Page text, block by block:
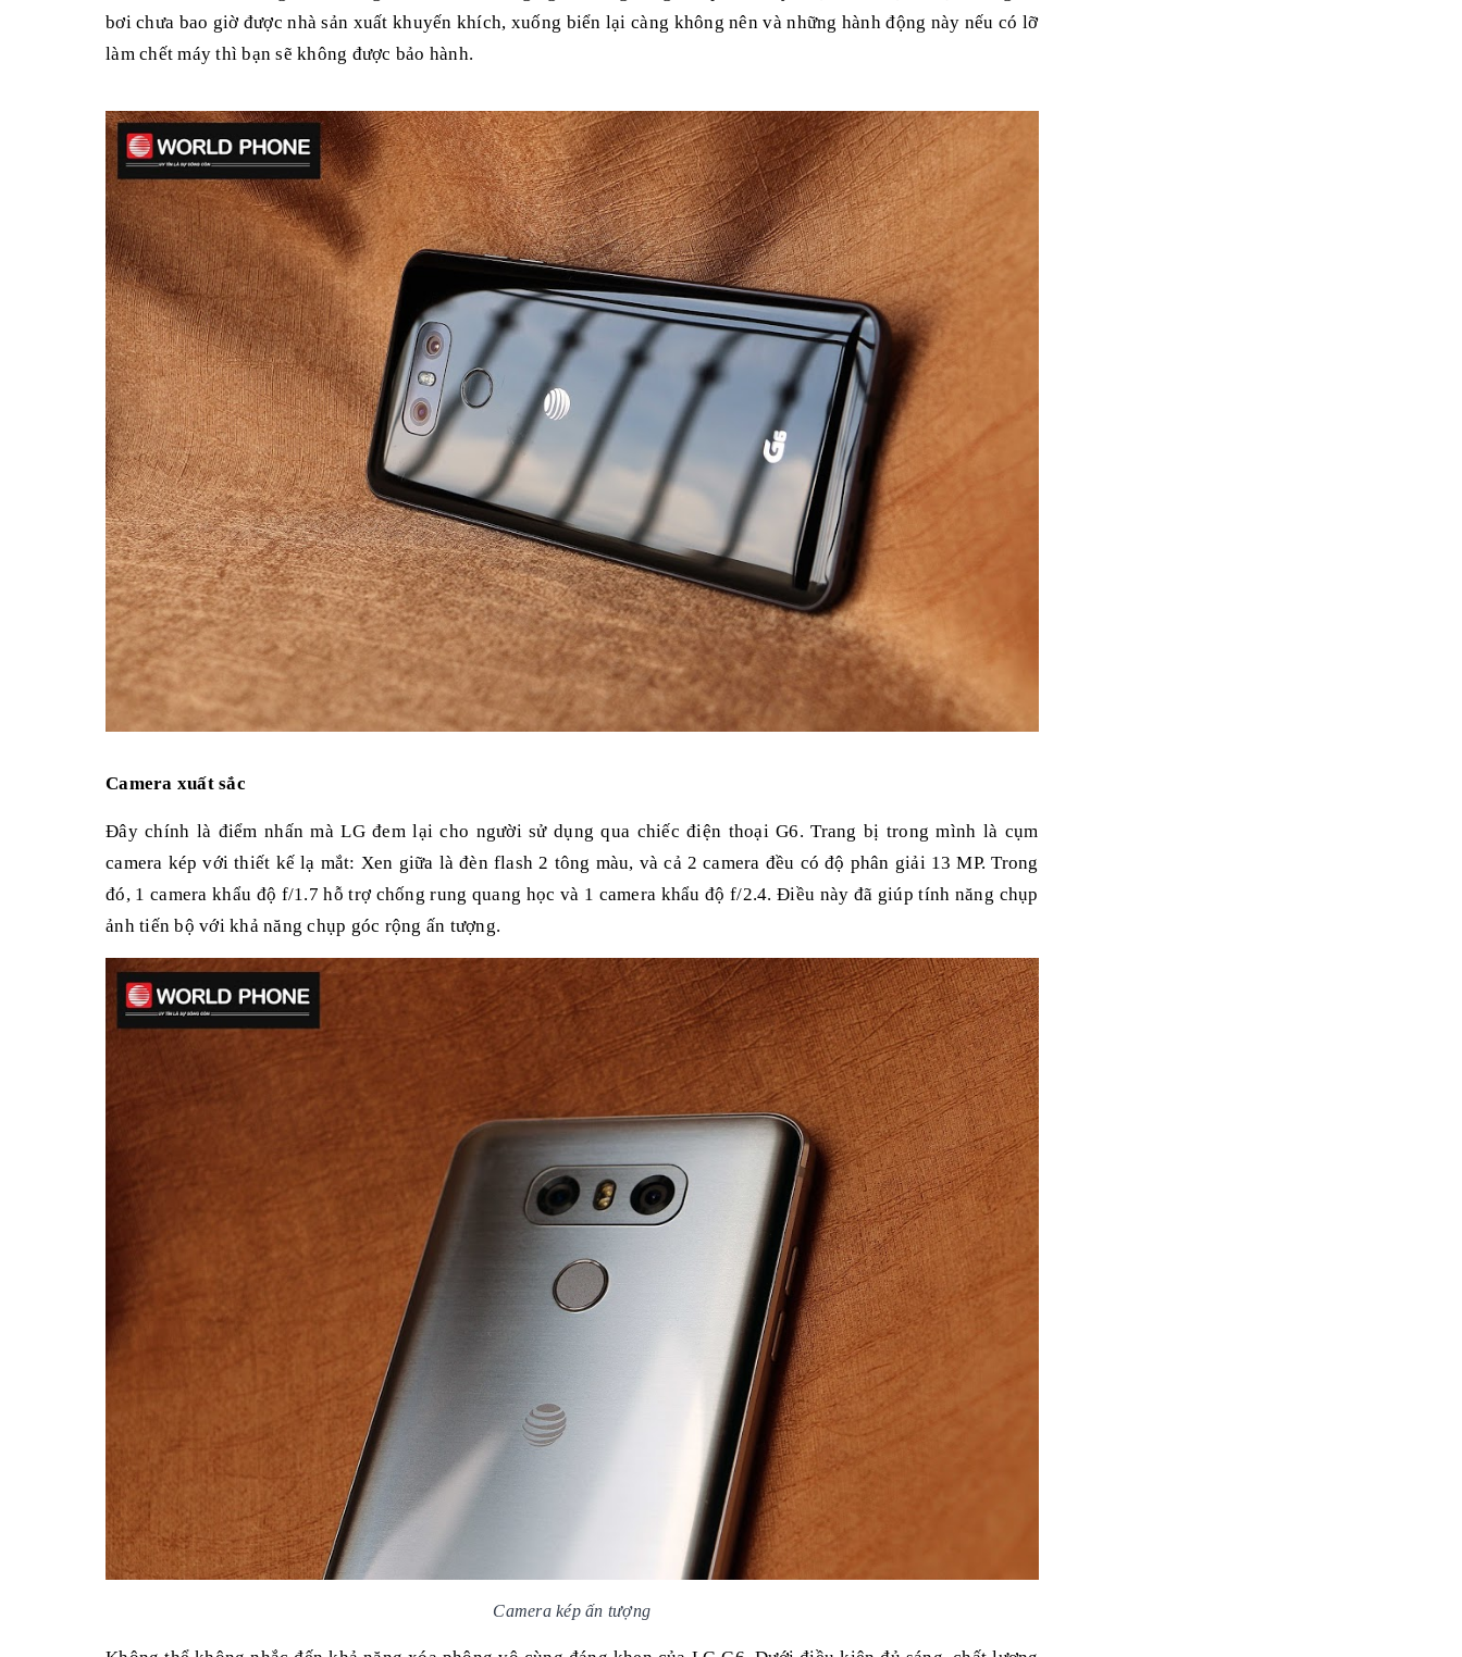
bơi chưa bao giờ được nhà sản xuất khuyến khích, xuống biển lại càng không nên và những hành động này nếu có lỡ
làm chết máy thì bạn sẽ không được bảo hành.
Camera xuất sắc
Đây chính là điểm nhấn mà LG đem lại cho người sử dụng qua chiếc điện thoại G6. Trang bị trong mình là cụm
camera kép với thiết kế lạ mắt: Xen giữa là đèn flash 2 tông màu, và cả 2 camera đều có độ phân giải 13 MP. Trong
đó, 1 camera khẩu độ f/1.7 hỗ trợ chống rung quang học và 1 camera khẩu độ f/2.4. Điều này đã giúp tính năng chụp
ảnh tiến bộ với khả năng chụp góc rộng ấn tượng.
Camera kép ấn tượng